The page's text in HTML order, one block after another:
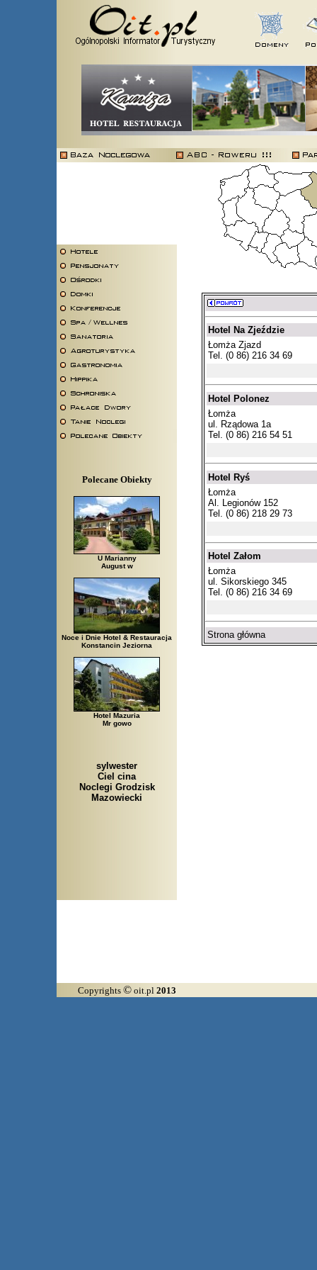
Polecane Obiekty
U Marianny
August w
Noce i Dnie Hotel & Restauracja
Konstancin Jeziorna
Hotel Mazuria
Mr gowo
sylwester
Ciel cina
Noclegi Grodzisk
Mazowiecki
Hotel Na Zjeździe
Łomża Zjazd
Tel. (0 86) 216 34 69
Hotel Polonez
Łomża
ul. Rządowa 1a
Tel. (0 86) 216 54 51
Hotel Ryś
Łomża
Al. Legionów 152
Tel. (0 86) 218 29 73
Hotel Załom
Łomża
ul. Sikorskiego 345
Tel. (0 86) 216 34 69
Strona główna
Copyrights © oit.pl 2013